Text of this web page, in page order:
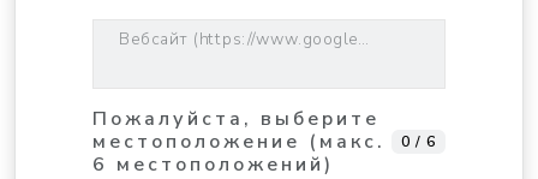
Вебсайт (https://www.google.com)
Пожалуйста, выберите
местоположение (макс.
6 местоположений)
0 / 6